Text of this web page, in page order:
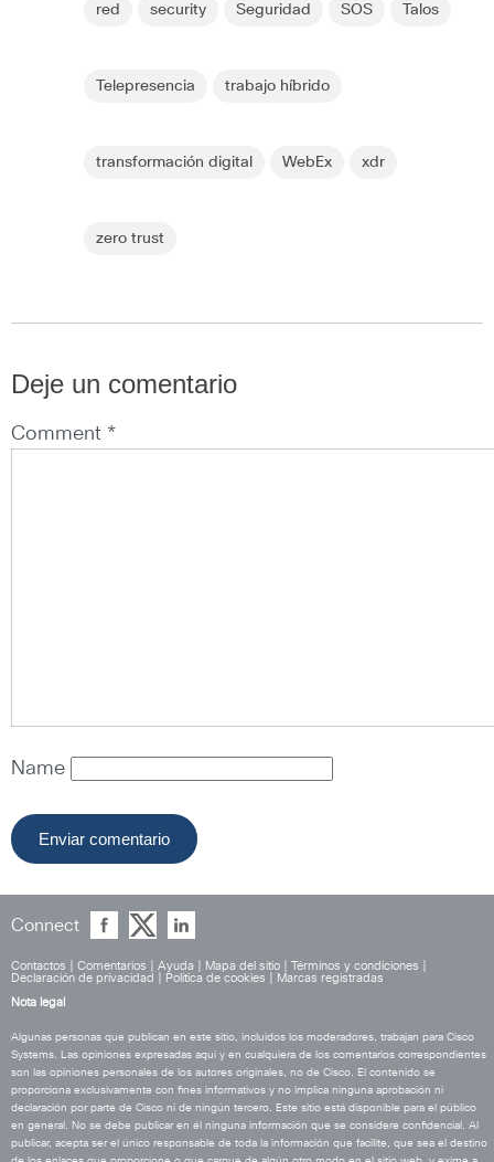
red security Seguridad SOS Talos
Telepresencia trabajo híbrido
transformación digital WebEx xdr
zero trust
Deje un comentario
Comment *
Name
Connect
Contactos Comentarios Ayuda Mapa del sitio Términos y condiciones
Declaración de privacidad
Política de cookies
Marcas registradas
Nota legal
Algunas personas que publican en este sitio, incluidos los moderadores, trabajan para Cisco
Systems. Las opiniones expresadas aquí y en cualquiera de los comentarios correspondientes
son las opiniones personales de los autores originales, no de Cisco. El contenido se
proporciona exclusivamente con fines informativos y no implica ninguna aprobación ni
declaración por parte de Cisco ni de ningún tercero. Este sitio está disponible para el público
en general. No se debe publicar en él ninguna información que se considere confidencial. Al
publicar, acepta ser el único responsable de toda la información que facilite, que sea el destino